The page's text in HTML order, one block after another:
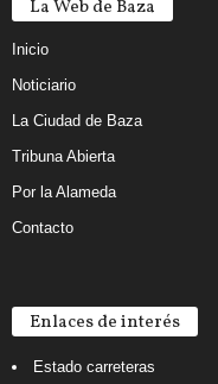
La Web de Baza
Inicio
Noticiario
La Ciudad de Baza
Tribuna Abierta
Por la Alameda
Contacto
Enlaces de interés
Estado carreteras